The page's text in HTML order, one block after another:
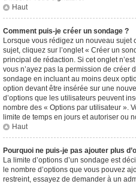
Haut
Comment puis-je créer un sondage ?
Lorsque vous rédigez un nouveau sujet
sujet, cliquez sur l’onglet « Créer un
principal de rédaction. Si cet onglet
vous n’ayez pas la permission de créer
sondage en incluant au moins deux
option devant être insérée sur une
d’options que les utilisateurs peuvent
nombre des « Options par utilisateur ».
limite de temps en jours et autoriser ou
Haut
Pourquoi ne puis-je pas ajouter plus
La limite d’options d’un sondage est
le nombre d’options que vous pouvez
restreint, essayez de demander à un